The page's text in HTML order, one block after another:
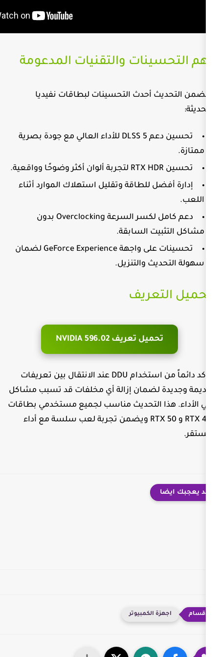
والتقنيات المدعومة
التحسينات لبطاقات نفيديا
DLSS 5للأداء العالي مع جودة بصرية
RTX لتجربة ألوان أكثر وضوحًا وواقعية.
للطاقة وتقليل استهلاك الموارد أثناء
السرعةOverclockingبدون
السابقة.
واجهةGeForce Experienceلضمان
والتنزيل.
DDUعند الانتقال بين تعريفات
إزالة أي مخلفات قد تسبب مشاكل
التحديث مناسب لجميع مستخدمي بطاقات
ويضمن تجربة لعب سلسة مع أداء
الكمبيوتر